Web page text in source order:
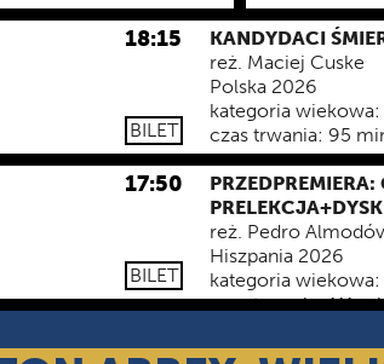
18:15
BILET
KANDYDACI
reż. Maciej Cuske
Polska 2026
kategoria wiekowa:
czas trwania: 95
17:50
BILET
PRZEDPREMIERA:
reż. Pedro
Hiszpania 2026
kategoria wiekowa:
czas trwania: 111